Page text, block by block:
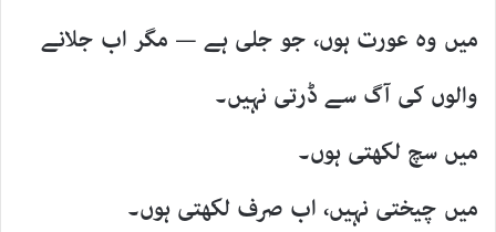
میں وہ عورت ہوں، جو جلی ہے — مگر اب جلانے
والوں کی آگ سے ڈرتی نہیں۔
میں سچ لکھتی ہوں۔
میں چیختی نہیں، اب صرف لکھتی ہوں۔